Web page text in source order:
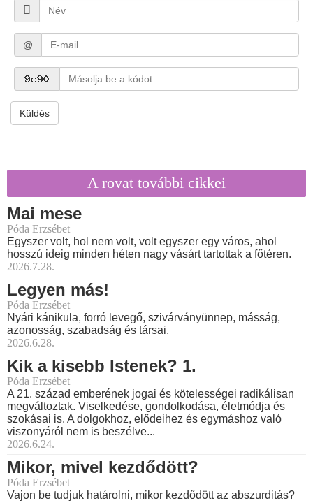
@
Küldés
A rovat további cikkei
Mai mese
Póda Erzsébet
Egyszer volt, hol nem volt, volt egyszer egy város, ahol
hosszú ideig minden héten nagy vásárt tartottak a főtéren.
2026.7.28.
Legyen más!
Póda Erzsébet
Nyári kánikula, forró levegő, szivárványünnep, másság,
azonosság, szabadság és társai.
2026.6.28.
Kik a kisebb Istenek? 1.
Póda Erzsébet
A 21. század emberének jogai és kötelességei radikálisan
megváltoztak. Viselkedése, gondolkodása, életmódja és
szokásai is. A dolgokhoz, elődeihez és egymáshoz való
viszonyáról nem is beszélve...
2026.6.24.
Mikor, mivel kezdődött?
Póda Erzsébet
Vajon be tudjuk határolni, mikor kezdődött az abszurditás?